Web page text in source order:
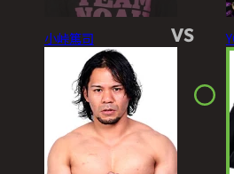
小峠篤司 VS